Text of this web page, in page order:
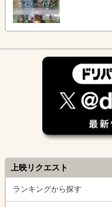
上映リクエスト
ランキングから探す